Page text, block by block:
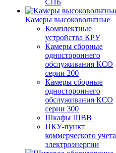
СПБ
Камеры высоковольтные
Комплектные
устройства КРУ
Камеры сборные
одностороннего
обслуживания КСО
серии 200
Камеры сборные
одностороннего
обслуживания КСО
серии 300
Шкафы ШВВ
ПКУ-пункт
коммерческого учета
электроэнергии